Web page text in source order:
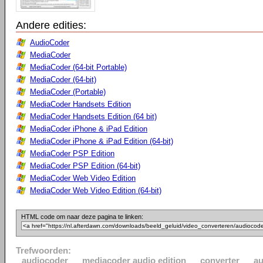
Andere edities:
AudioCoder
MediaCoder
MediaCoder (64-bit Portable)
MediaCoder (64-bit)
MediaCoder (Portable)
MediaCoder Handsets Edition
MediaCoder Handsets Edition (64 bit)
MediaCoder iPhone & iPad Edition
MediaCoder iPhone & iPad Edition (64-bit)
MediaCoder PSP Edition
MediaCoder PSP Edition (64-bit)
MediaCoder Web Video Edition
MediaCoder Web Video Edition (64-bit)
HTML code om naar deze pagina te linken:
Trefwoorden:
audiocoder
mediacoder audio edition converter